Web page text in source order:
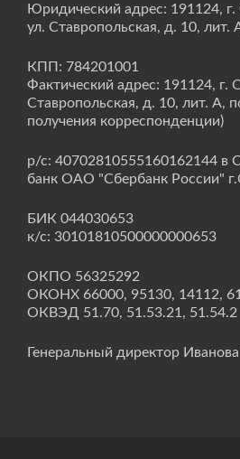
Юридический адрес: 191124, г.
ул. Ставропольская, д. 10, лит.
КПП: 784201001
Фактический адрес: 191124, г.
Ставропольская, д. 10, лит. А,
получения корреспонденции)
р/с: 40702810555160162144 в
банк ОАО "Сбербанк России"
БИК 044030653
к/с: 30101810500000000653
ОКПО 56325292
ОКОНХ 66000, 95130, 14112,
ОКВЭД 51.70, 51.53.21, 51.54.2
Генеральный директор